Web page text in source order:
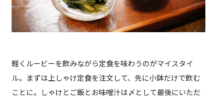
軽くルービーを飲みながら定食を味わうのがマイスタイ
ル。まずは上しゃけ定食を注文して、先に小鉢だけで飲む
ことに。しゃけとご飯とお味噌汁は〆として最後にいただ